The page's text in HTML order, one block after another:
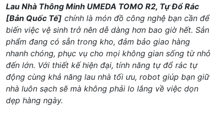
Lau Nhà Thông Minh UMEDA TOMO R2, Tự Đổ Rác
[Bản Quốc Tế] chính là món đồ công nghệ bạn cần để
biến việc vệ sinh trở nên dễ dàng hơn bao giờ hết. Sản
phẩm đang có sẵn trong kho, đảm bảo giao hàng
nhanh chóng, phục vụ cho mọi không gian sống từ nhỏ
đến lớn. Với thiết kế hiện đại, tính năng tự đổ rác tự
động cùng khả năng lau nhà tối ưu, robot giúp bạn giữ
nhà luôn sạch sẽ mà không phải lo lắng về việc dọn
dẹp hàng ngày.